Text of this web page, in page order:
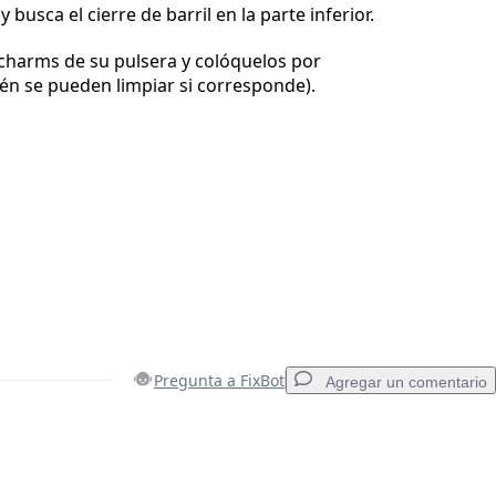
busca el cierre de barril en la parte inferior.
de su pulsera y colóquelos por
se pueden limpiar si corresponde).
Pregunta a FixBot Agregar un comentario